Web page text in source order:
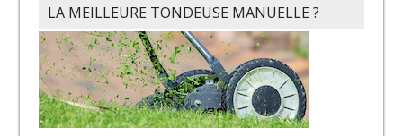
LA MEILLEURE TONDEUSE MANUELLE ?